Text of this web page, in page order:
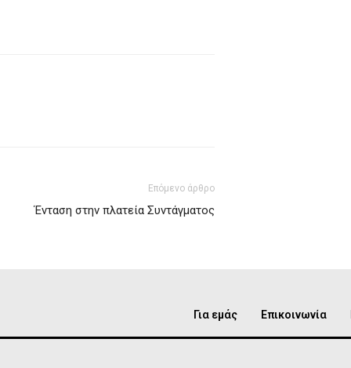
Επόμενο άρθρο
Ένταση στην πλατεία Συντάγματος
Για εμάς Επικοινωνία